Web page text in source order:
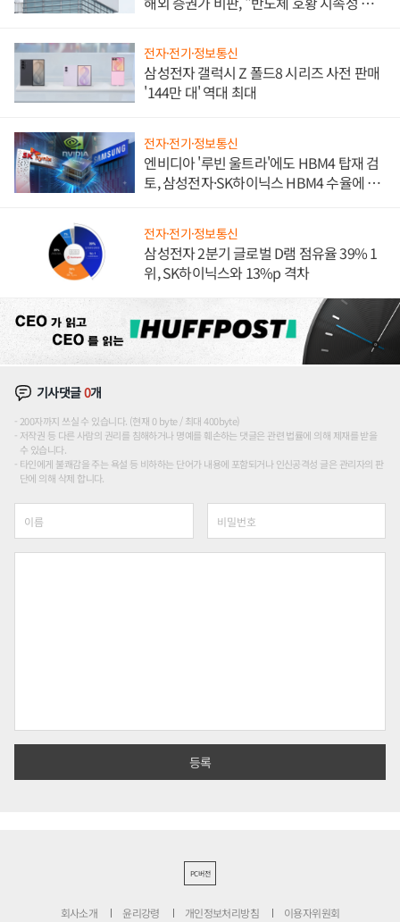
전자·전기·정보통신
삼성전자 갤럭시 Z 폴드8 시리즈 사전 판매
'144만 대' 역대 최대
전자·전기·정보통신
엔비디아 '루빈 울트라'에도 HBM4 탑재 검
토, 삼성전자·SK하이닉스 HBM4 수율에 주
전자·전기·정보통신
삼성전자 2분기 글로벌 D램 점유율 39% 1
위, SK하이닉스와 13%p 격차
기사댓글0개
200자까지 쓰실 수 있습니다. (현재 0 byte / 최대 400byte)
저작권 등 다른 사람의 권리를 침해하거나 명예를 훼손하는 댓글은 관련 법률에 의해 제재를 받을
수 있습니다.
타인에게 불쾌감을 주는 욕설 등 비하하는 단어가 내용에 포함되거나 인신공격성 글은 관리자의 판
단에 의해 삭제 합니다.
PC버전
회사소개 윤리강령 개인정보처리방침 이용자위원회